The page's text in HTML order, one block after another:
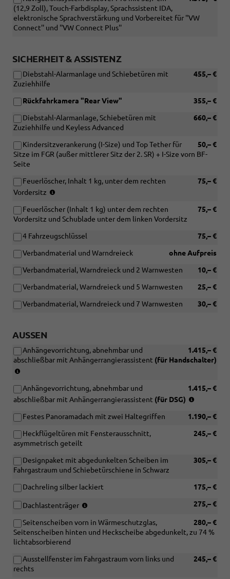
[7E0]
Ohne
Wärmespeicher/Zusatzheizung)
(12,9 Zoll), Touch-Farbdisplay, Sprachssistent IDA,
elektronische Sprachverstärkung und Vorbereitet für ''VW
Connect'' und ''VW Connect Plus''
SICHERHEIT & ASSISTENZ
455,– €
Diebstahl-Alarmanlage und Schiebetüren mit
Zuziehhilfe
355,– €
Rückfahrkamera "Rear View"
660,– €
Diebstahl-Alarmanlage, Schiebetüren mit
Zuziehhilfe und Keyless Advanced
50,– €
Kindersitzverankerung (I-Size) und Top Tether für
Sitze im FGR (außer mittlerer Sitz der 2. SR) + I-Size vorn BF-
Seite
75,– €
Feuerlöscher, Inhalt 1 kg, unter dem rechten
Vordersitz
Verbindung
mit
Ohne
Schubladen
den
oder
Schublade
Vordersitz)
75,– €
Feuerlöscher (Inhalt 1 kg) unter dem rechten
Vordersitz und Schublade unter dem linken Vordersitz
75,– €
4 Fahrzeugschlüssel
ohne Aufpreis
Verbandmaterial und Warndreieck
10,– €
Verbandmaterial, Warndreieck und 2 Warnwesten
25,– €
Verbandmaterial, Warndreieck und 5 Warnwesten
30,– €
Verbandmaterial, Warndreieck und 7 Warnwesten
AUSSEN
1.415,– €
Anhängevorrichtung, abnehmbar und
abschließbar mit Anhängerrangierassistent (für Handschalter)
Verbindung
mit
Rückfahrkamera
"Rear
View"
und
[ZWD]
Parklenkassistent
mit
Car2X)
1.415,– €
Anhängevorrichtung, abnehmbar und
abschließbar mit Anhängerrangierassistent (für DSG)
[KA2]
"Rear
View"
[ZWB]
Advanced)
1.190,– €
Festes Panoramadach mit zwei Haltegriffen
245,– €
Heckflügeltüren mit Fensterausschnitt,
asymmetrisch geteilt
305,– €
Designpaket mit abgedunkelten Scheiben im
Fahrgastraum und Schiebetürschiene in Schwarz
175,– €
Dachreling silber lackiert
275,– €
Dachlastenträger
Verbindung
mit
Vorbereitung)
280,– €
Seitenscheiben vorn in Wärmeschutzglas,
Seitenscheiben hinten und Heckscheibe abgedunkelt, zu 74 %
lichtabsorbierend
245,– €
Ausstellfenster im Fahrgastraum vorn links und
rechts